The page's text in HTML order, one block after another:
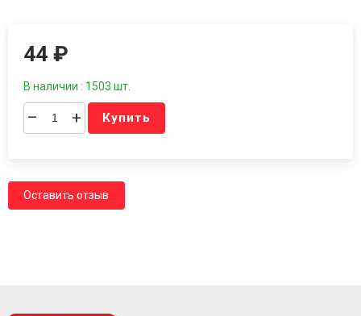
44₽
В наличии : 1503 шт.
– + Купить
Оставить отзыв